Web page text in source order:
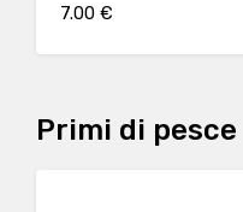
7.00 €
Primi di pesce